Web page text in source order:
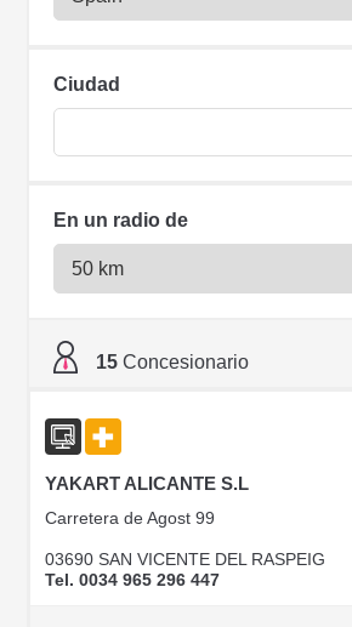
Ciudad
En un radio de
15 Concesionario
YAKART ALICANTE S.L
Carretera de Agost 99
03690 SAN VICENTE DEL RASPEIG
Tel. 0034 965 296 447